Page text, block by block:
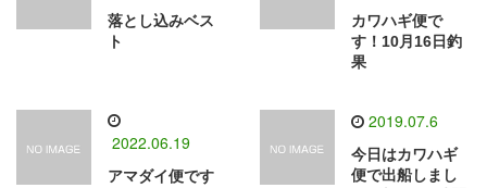
落とし込みベス
ト
カワハギ便で
す！10月16日釣
果
2022.06.19
アマダイ便です
2019.07.6
今日はカワハギ
便で出船しまし